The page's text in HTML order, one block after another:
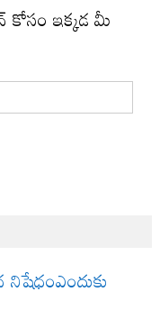
కోసం ఇక్కడ మీ